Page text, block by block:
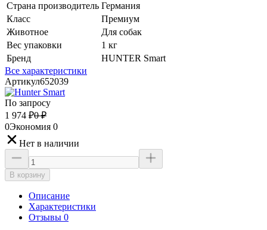
Страна производитель Германия
Класс
Премиум
Животное
Для собак
Вес упаковки
1 кг
Бренд
HUNTER Smart
Все характеристики
Артикул652039
По запросу
1 974 ₽0 ₽
0Экономия 0
Нет в наличии
В корзину
Описание
Характеристики
Отзывы 0